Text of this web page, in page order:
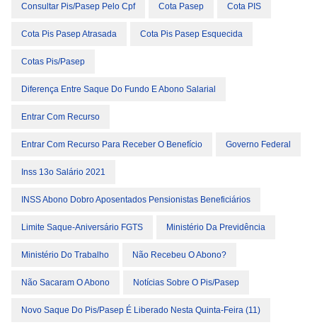
Consultar Pis/pasep Pelo Cpf Cota Pasep Cota PIS
Cota Pis Pasep Atrasada Cota Pis Pasep Esquecida
Cotas Pis/Pasep
Diferença Entre Saque Do Fundo E Abono Salarial
Entrar Com Recurso
Entrar Com Recurso Para Receber O Benefício Governo Federal
Inss 13o Salário 2021
INSS Abono Dobro Aposentados Pensionistas Beneficiários
Limite Saque-Aniversário FGTS Ministério Da Previdência
Ministério Do Trabalho Não Recebeu O Abono?
Não Sacaram O Abono Notícias Sobre O Pis/pasep
Novo Saque Do Pis/Pasep É Liberado Nesta Quinta-Feira (11)